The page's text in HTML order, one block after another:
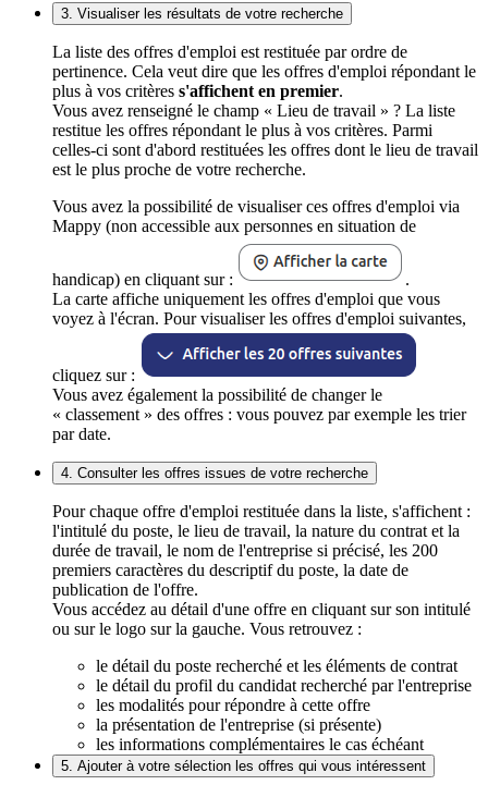
3. Visualiser les résultats de votre recherche
La liste des offres d'emploi est restituée par ordre de
pertinence. Cela veut dire que les offres d'emploi répondant le
plus à vos critères s'affichent en premier.
Vous avez renseigné le champ « Lieu de travail » ? La liste
restitue les offres répondant le plus à vos critères. Parmi
celles-ci sont d'abord restituées les offres dont le lieu de travail
est le plus proche de votre recherche.
Vous avez la possibilité de visualiser ces offres d'emploi via
Mappy (non accessible aux personnes en situation de
handicap) en cliquant sur :
.
La carte affiche uniquement les offres d'emploi que vous
voyez à l'écran. Pour visualiser les offres d'emploi suivantes,
cliquez sur :
Vous avez également la possibilité de changer le
« classement » des offres : vous pouvez par exemple les trier
par date.
4. Consulter les offres issues de votre recherche
Pour chaque offre d'emploi restituée dans la liste, s'affichent :
l'intitulé du poste, le lieu de travail, la nature du contrat et la
durée de travail, le nom de l'entreprise si précisé, les 200
premiers caractères du descriptif du poste, la date de
publication de l'offre.
Vous accédez au détail d'une offre en cliquant sur son intitulé
ou sur le logo sur la gauche. Vous retrouvez :
le détail du poste recherché et les éléments de contrat
le détail du profil du candidat recherché par l'entreprise
les modalités pour répondre à cette offre
la présentation de l'entreprise (si présente)
les informations complémentaires le cas échéant
5. Ajouter à votre sélection les offres qui vous intéressent